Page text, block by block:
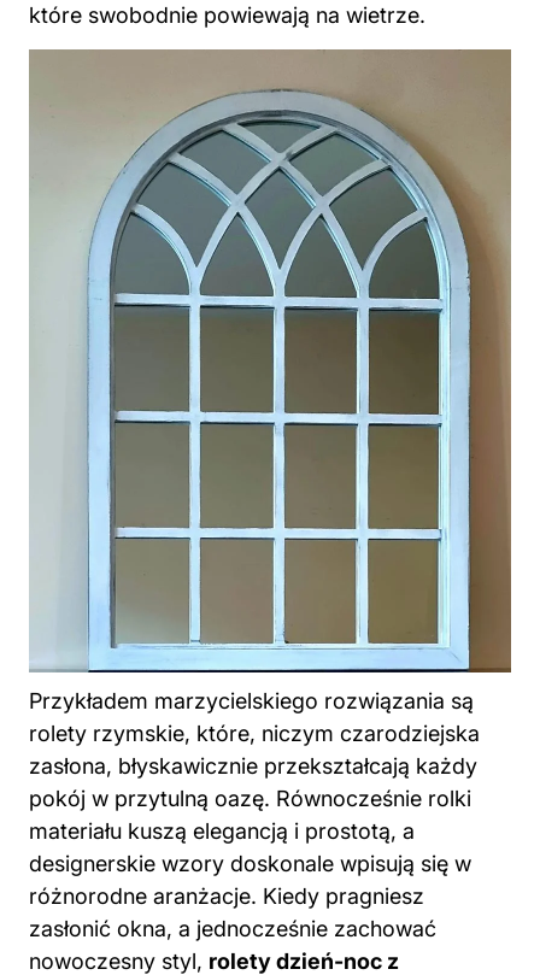
które swobodnie powiewają na wietrze.
Przykładem marzycielskiego rozwiązania są
rolety rzymskie, które, niczym czarodziejska
zasłona, błyskawicznie przekształcają każdy
pokój w przytulną oazę. Równocześnie rolki
materiału kuszą elegancją i prostotą, a
designerskie wzory doskonale wpisują się w
różnorodne aranżacje. Kiedy pragniesz
zasłonić okna, a jednocześnie zachować
nowoczesny styl, rolety dzień-noc z